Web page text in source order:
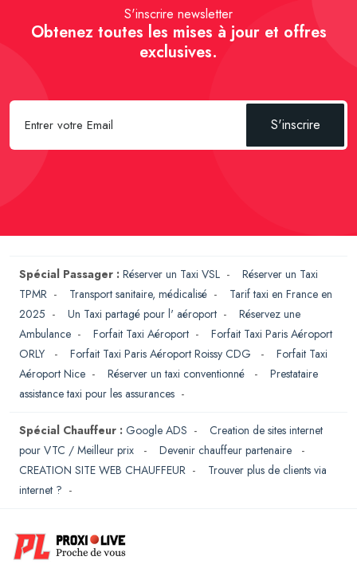
S'inscrire newsletter
Obtenez toutes les mises à jour et offres
exclusives.
S'inscrire
Spécial Passager : Réserver un Taxi VSL - Réserver un Taxi
TPMR - Transport sanitaire, médicalisé - Tarif taxi en France en
2025 - Un Taxi partagé pour l' aéroport - Réservez une
Ambulance - Forfait Taxi Aéroport - Forfait Taxi Paris Aéroport
ORLY
- Forfait Taxi Paris Aéroport Roissy CDG - Forfait Taxi
Aéroport Nice - Réserver un taxi conventionné - Prestataire
assistance taxi pour les assurances -
Spécial Chauffeur : Google ADS - Creation de sites internet
pour VTC / Meilleur prix
- Devenir chauffeur partenaire
-
CREATION SITE WEB CHAUFFEUR - Trouver plus de clients via
internet ? -